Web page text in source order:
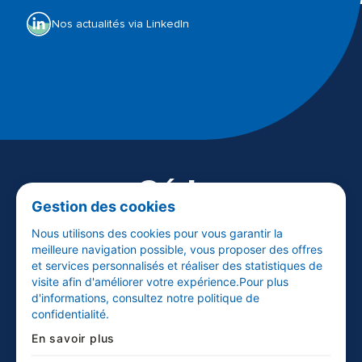
Espace presse
Visiter audika.fr
Nos actualités via LinkedIn
Céder
son centre
EN SAVOIR PLUS
Gestion des cookies
Nous utilisons des cookies pour vous garantir la
meilleure navigation possible, vous proposer des offres
et services personnalisés et réaliser des statistiques de
visite afin d'améliorer votre expérience.Pour plus
d'informations, consultez notre politique de
confidentialité.
En savoir plus